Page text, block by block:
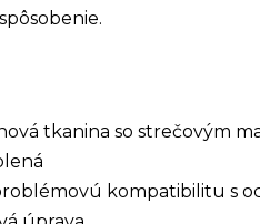
tkanina so strečovým
kompatibilitu s